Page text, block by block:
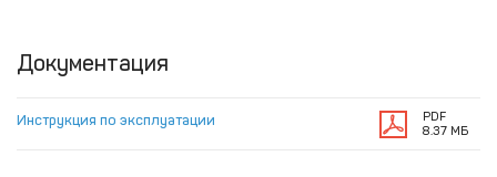
Документация
Инструкция по эксплуатации
PDF
8.37 МБ